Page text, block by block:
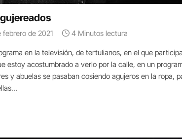
febrero de 2021 4 Minutos lectura
en la televisión, de tertulianos, en el que
estoy acostumbrado a verlo por la calle, en un
y abuelas se pasaban cosiendo agujeros en la ropa,